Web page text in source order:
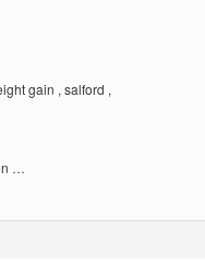
gain , salford ,
…